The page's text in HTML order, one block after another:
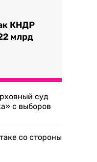
КНДР
млрд
суд
с выборов
со стороны